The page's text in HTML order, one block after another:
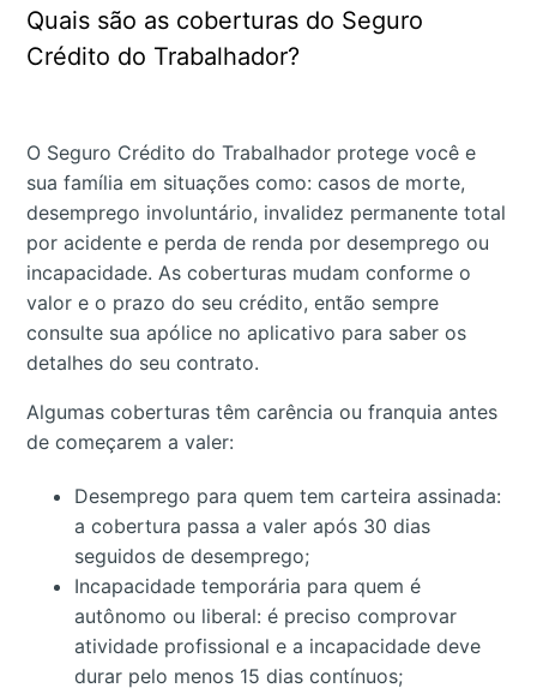
Quais são as coberturas do Seguro
Crédito do Trabalhador?
O Seguro Crédito do Trabalhador protege você e
sua família em situações como: casos de morte,
desemprego involuntário, invalidez permanente total
por acidente e perda de renda por desemprego ou
incapacidade. As coberturas mudam conforme o
valor e o prazo do seu crédito, então sempre
consulte sua apólice no aplicativo para saber os
detalhes do seu contrato.
Algumas coberturas têm carência ou franquia antes
de começarem a valer:
Desemprego para quem tem carteira assinada:
a cobertura passa a valer após 30 dias
seguidos de desemprego;
Incapacidade temporária para quem é
autônomo ou liberal: é preciso comprovar
atividade profissional e a incapacidade deve
durar pelo menos 15 dias contínuos;